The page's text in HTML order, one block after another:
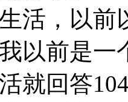
活，以前
以前是一
就回答